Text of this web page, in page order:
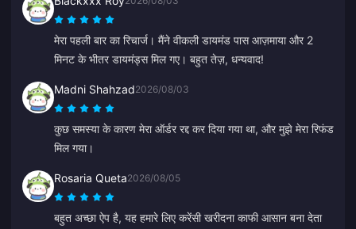
मेरा पहली बार का रिचार्ज। मैंने वीकली डायमंड पास आज़माया और 2
मिनट के भीतर डायमंड्स मिल गए। बहुत तेज़, धन्यवाद!
Madni Shahzad2026/08/03
कुछ समस्या के कारण मेरा ऑर्डर रद्द कर दिया गया था, और मुझे मेरा रिफंड
मिल गया।
Rosaria Queta2026/08/05
बहुत अच्छा ऐप है, यह हमारे लिए करेंसी खरीदना काफी आसान बना देता